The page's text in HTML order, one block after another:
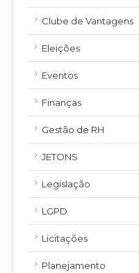
Clube de Vantagens
Eleições
Eventos
Finanças
Gestão de RH
JETONS
Legislação
LGPD
Licitações
Planejamento